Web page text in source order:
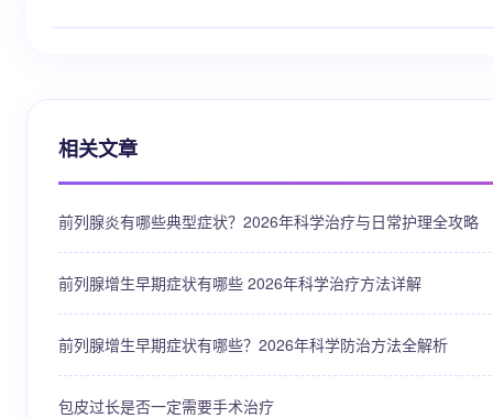
相关文章
前列腺炎有哪些典型症状？2026年科学治疗与日常护理全攻略
前列腺增生早期症状有哪些 2026年科学治疗方法详解
前列腺增生早期症状有哪些？2026年科学防治方法全解析
包皮过长是否一定需要手术治疗